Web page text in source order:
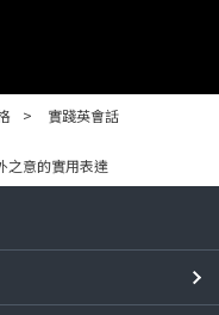
實踐英會話
之意的實用表達